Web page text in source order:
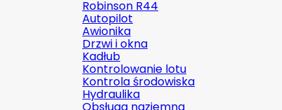
Robinson R44
Autopilot
Awionika
Drzwi i okna
Kadłub
Kontrolowanie lotu
Kontrola środowiska
Hydraulika